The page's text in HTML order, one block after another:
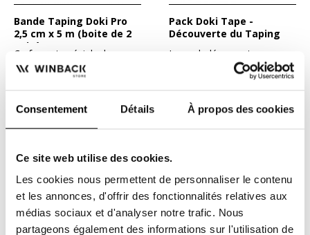
Consentement Détails À propos des cookies
Ce site web utilise des cookies.
Les cookies nous permettent de personnaliser le contenu
et les annonces, d'offrir des fonctionnalités relatives aux
médias sociaux et d'analyser notre trafic. Nous
partageons également des informations sur l'utilisation de
Bande Taping Doki Pro
2,5 cm x 5 m (boite de 2
unités)
Ce format spécial plus
étroit que les bandes
classiques de tape est...
Pack Doki Tape -
Découverte du Taping
Le pack découverte
comprend : 2 bandes 5cm x
5m (couleur selon...
79,90 €